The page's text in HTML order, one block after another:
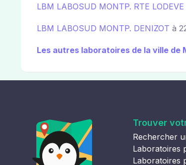
LBM LABOSUD MONTP. RTE LODEVE
LBM LABOSUD MONTP. DENIZOT à
Les autres laboratoires de la ville de
Trouver
Rechercher
Laboratoires
Laboratoires